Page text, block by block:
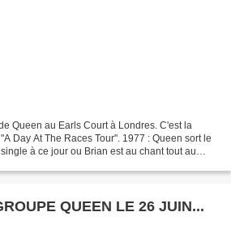
Queen au Earls Court à Londres. C'est la
Day At The Races Tour". 1977 : Queen sort le
à ce jour ou Brian est au chant tout au
QUEEN LE 26 JUIN...